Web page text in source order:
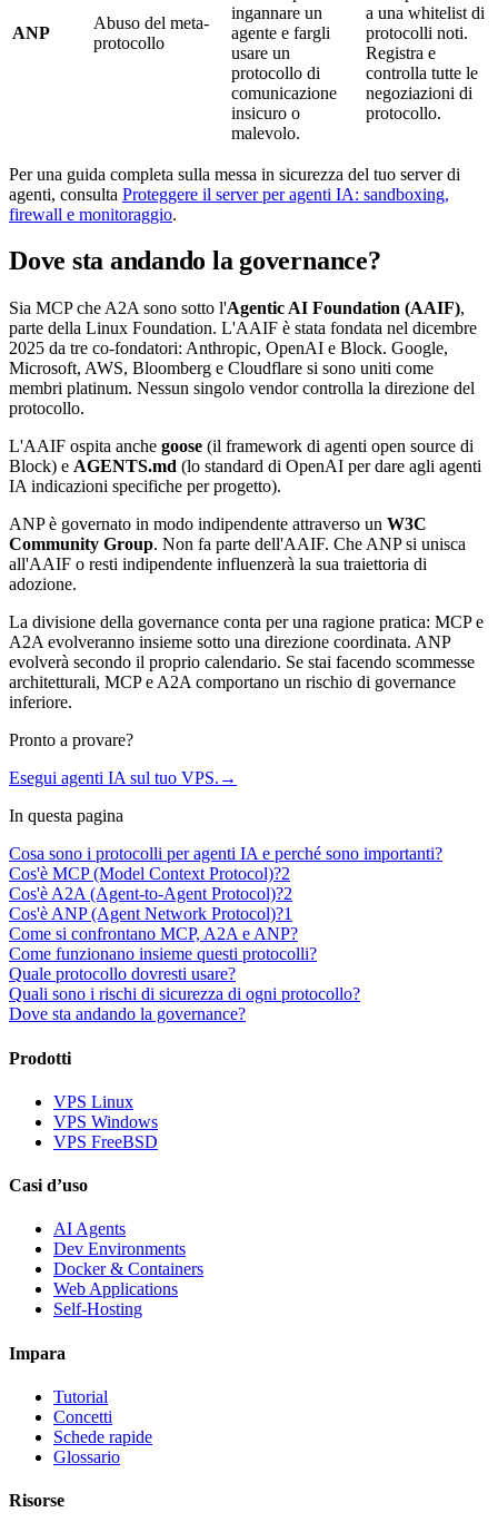
ANP
Abuso del meta-
protocollo
ingannare un
agente e fargli
usare un
protocollo di
comunicazione
insicuro o
malevolo.
a una whitelist di
protocolli noti.
Registra e
controlla tutte le
negoziazioni di
protocollo.
Per una guida completa sulla messa in sicurezza del tuo server di
agenti, consulta Proteggere il server per agenti IA: sandboxing,
firewall e monitoraggio.
Dove sta andando la governance?
Sia MCP che A2A sono sotto l'Agentic AI Foundation (AAIF),
parte della Linux Foundation. L'AAIF è stata fondata nel dicembre
2025 da tre co-fondatori: Anthropic, OpenAI e Block. Google,
Microsoft, AWS, Bloomberg e Cloudflare si sono uniti come
membri platinum. Nessun singolo vendor controlla la direzione del
protocollo.
L'AAIF ospita anche goose (il framework di agenti open source di
Block) e AGENTS.md (lo standard di OpenAI per dare agli agenti
IA indicazioni specifiche per progetto).
ANP è governato in modo indipendente attraverso un W3C
Community Group. Non fa parte dell'AAIF. Che ANP si unisca
all'AAIF o resti indipendente influenzerà la sua traiettoria di
adozione.
La divisione della governance conta per una ragione pratica: MCP e
A2A evolveranno insieme sotto una direzione coordinata. ANP
evolverà secondo il proprio calendario. Se stai facendo scommesse
architetturali, MCP e A2A comportano un rischio di governance
inferiore.
Pronto a provare?
Esegui agenti IA sul tuo VPS. →
In questa pagina
Cosa sono i protocolli per agenti IA e perché sono importanti?
Cos'è MCP (Model Context Protocol)?2
Cos'è A2A (Agent-to-Agent Protocol)?2
Cos'è ANP (Agent Network Protocol)?1
Come si confrontano MCP, A2A e ANP?
Come funzionano insieme questi protocolli?
Quale protocollo dovresti usare?
Quali sono i rischi di sicurezza di ogni protocollo?
Dove sta andando la governance?
Prodotti
VPS Linux
VPS Windows
VPS FreeBSD
Casi d’uso
AI Agents
Dev Environments
Docker & Containers
Web Applications
Self-Hosting
Impara
Tutorial
Concetti
Schede rapide
Glossario
Risorse